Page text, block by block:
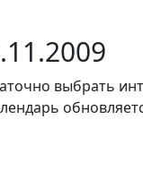
выбрать